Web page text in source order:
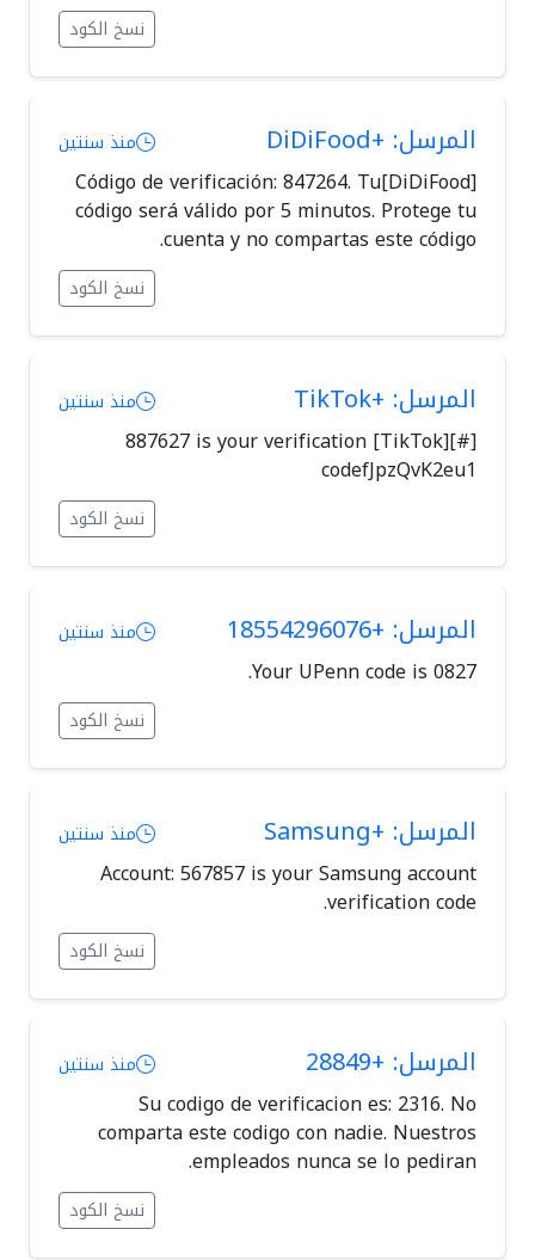
نسخ الكود
المرسل: +DiDiFood منذ سنتين
[DiDiFood]Código de verificación: 847264. Tu
código será válido por 5 minutos. Protege tu
cuenta y no compartas este código.
نسخ الكود
المرسل: +TikTok منذ سنتين
[#][TikTok] 887627 is your verification
codefJpzQvK2eu1
نسخ الكود
المرسل: +18554296076 منذ سنتين
Your UPenn code is 0827.
نسخ الكود
المرسل: +Samsung منذ سنتين
Account: 567857 is your Samsung account
verification code.
نسخ الكود
المرسل: +28849 منذ سنتين
Su codigo de verificacion es: 2316. No
comparta este codigo con nadie. Nuestros
empleados nunca se lo pediran.
نسخ الكود